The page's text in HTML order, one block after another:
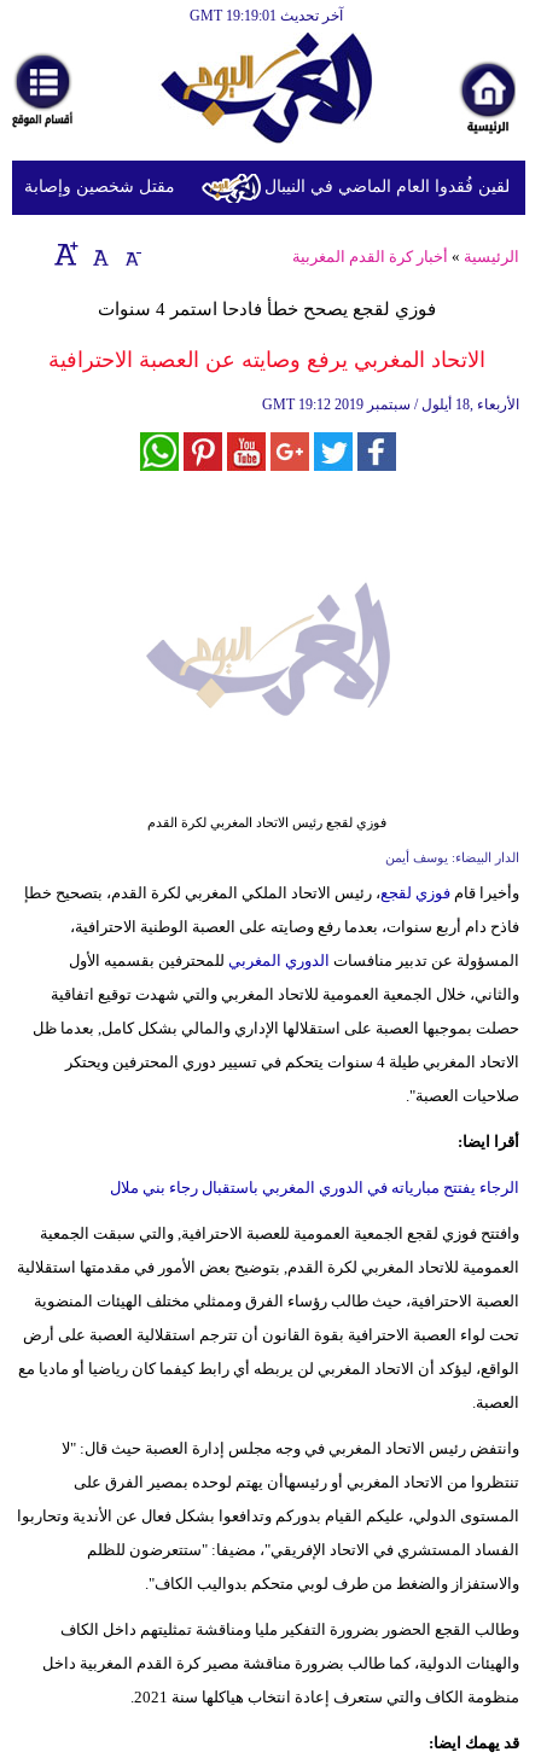
آخر تحديث GMT 19:19:01
أخبارعاجلة
رياضة
ثقافة
إقتصاد
مرأة
إسلامية
وتكنولوجيا
أبراج
فيديو
سيارات
مقتل شخصين وإصابة 14 في قصف للحوثيين على أحياء سكنية ومخيمات للنازحين في مأرب
الرئيسية » أخبار كرة القدم المغربية
فوزي لقجع يصحح خطأ فادحا استمر 4 سنوات
الاتحاد المغربي يرفع وصايته عن العصبة الاحترافية
GMT 19:12 2019 الأربعاء ,18 أيلول / سبتمبر
فوزي لقجع رئيس الاتحاد المغربي لكرة القدم
الدار البيضاء: يوسف أيمن
وأخيرا قام فوزي لقجع، رئيس الاتحاد الملكي المغربي لكرة القدم، بتصحيح خطإ
فاذح دام أربع سنوات، بعدما رفع وصايته على العصبة الوطنية الاحترافية،
المسؤولة عن تدبير منافسات الدوري المغربي للمحترفين بقسميه الأول
والثاني، خلال الجمعية العمومية للاتحاد المغربي والتي شهدت توقيع اتفاقية
حصلت بموجبها العصبة على استقلالها الإداري والمالي بشكل كامل, بعدما ظل
الاتحاد المغربي طيلة 4 سنوات يتحكم في تسيير دوري المحترفين ويحتكر
صلاحيات العصبة".
أقرا ايضا:
الرجاء يفتتح مبارياته في الدوري المغربي باستقبال رجاء بني ملال
وافتتح فوزي لقجع الجمعية العمومية للعصبة الاحترافية, والتي سبقت الجمعية
العمومية للاتحاد المغربي لكرة القدم, بتوضيح بعض الأمور في مقدمتها استقلالية
العصبة الاحترافية، حيث طالب رؤساء الفرق وممثلي مختلف الهيئات المنضوية
تحت لواء العصبة الاحترافية بقوة القانون أن تترجم استقلالية العصبة على أرض
الواقع، ليؤكد أن الاتحاد المغربي لن يربطه أي رابط كيفما كان رياضيا أو ماديا مع
العصبة.
وانتفض رئيس الاتحاد المغربي في وجه مجلس إدارة العصبة حيث قال: "لا
تنتظروا من الاتحاد المغربي أو رئيسهاأن يهتم لوحده بمصير الفرق على
المستوى الدولي، عليكم القيام بدوركم وتدافعوا بشكل فعال عن الأندية وتحاربوا
الفساد المستشري في الاتحاد الإفريقي"، مضيفا: "ستتعرضون للظلم
والاستفزاز والضغط من طرف لوبي متحكم بدواليب الكاف".
وطالب القجع الحضور بضرورة التفكير مليا ومناقشة تمثليتهم داخل الكاف
والهيئات الدولية، كما طالب بضرورة مناقشة مصير كرة القدم المغربية داخل
منظومة الكاف والتي ستعرف إعادة انتخاب هياكلها سنة 2021.
قد يهمك ايضا: